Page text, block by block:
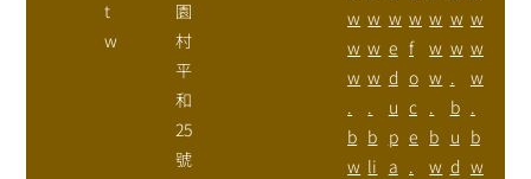
t
w
園
村
平
和
25
號
w
w
w
.
b
w
w
w
w
.
b
li
w
e
d
u
p
a
w
f
o
c
e
.
w
w
w
.
b
w
w
w
.
b
u
d
w
w
w
.
b
w